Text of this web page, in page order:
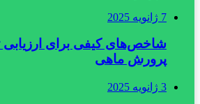
7 ژانویه 2025
شاخص‌های کیفی برای
پرورش ماهی
3 ژانویه 2025